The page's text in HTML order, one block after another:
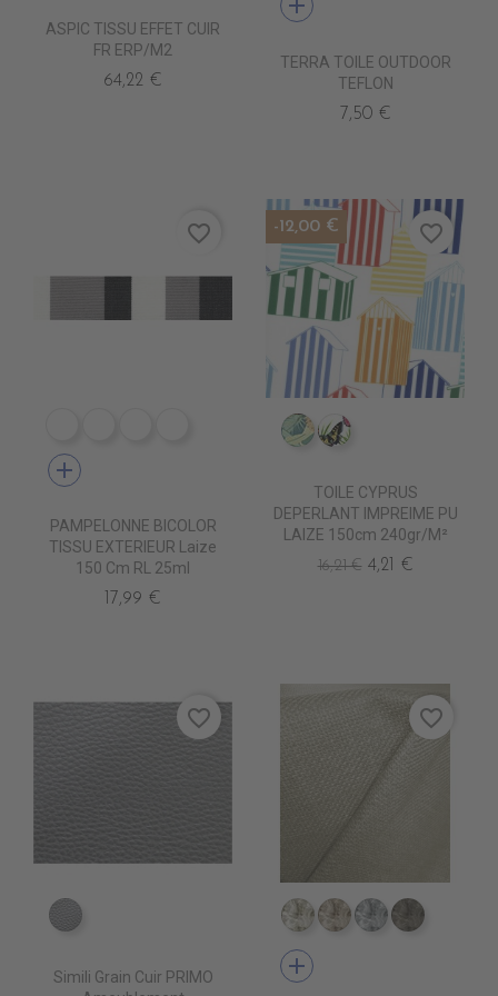
ASPIC TISSU EFFET CUIR
FR ERP/M2
64,22 €
add
TERRA TOILE OUTDOOR
TEFLON
7,50 €
DE1012 MARBRE STONE
DE1006 MARBRE COLAS
add
PAMPELONNE BICOLOR
TISSU EXTERIEUR Laize
150 Cm RL 25ml
17,99 €
favorite_border
IM0805 FAUVE
TOILE CYPRUS
DEPERLANT IMPREIME PU
LAIZE 150cm 240gr/m²
16,21 € 4,21 €
-12,00 € favorite_border
EN6000 ARGENT
Simili Grain Cuir PRIMO
favorite_border
TA1800 IVOIRE
TA1801 BEIGE
TA1802 LINEN
TA1803
add
favorite_border